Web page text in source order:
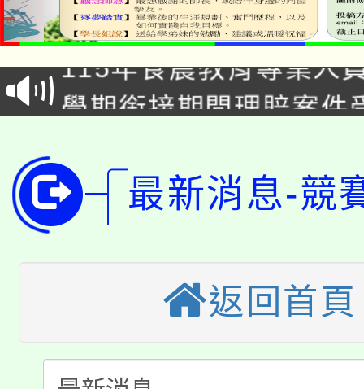
淨零綠生活教案入校路
會
程
學期銜接期間理賠案件
版
公告本校115學年度第
代理(課)教師甄選結果(
「2026金融保險知識
車」活動
桃園市115學年度學生
生本土語及新住民語歌
公告本校115學年度第
代理(課)教師甄選結果(
公告本校115學年度第
轉知中國文化大學推廣
最新消息-競
返回首頁